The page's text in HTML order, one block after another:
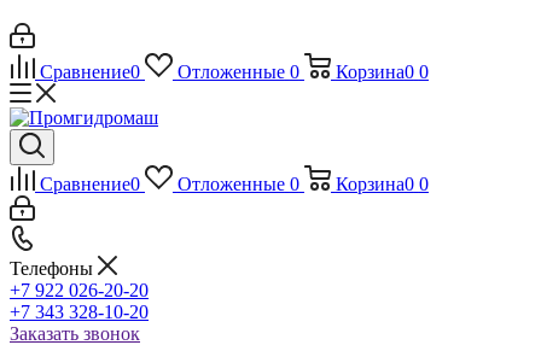
Сравнение0 Отложенные 0 Корзина0 0
Сравнение0 Отложенные 0 Корзина0 0
Телефоны
+7 922 026-20-20
+7 343 328-10-20
Заказать звонок